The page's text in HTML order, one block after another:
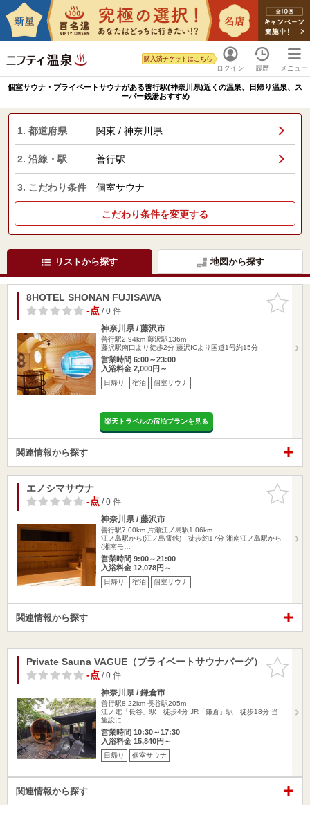
ログイン
購入済チケットはこちら
履歴 メニュー
個室サウナ・プライベートサウナがある善行駅(神奈川県)近くの温泉、日帰り温泉、ス
ーパー銭湯おすすめ
1. 都道府県 関東 / 神奈川県
2. 沿線・駅 善行駅
3. こだわり条件 個室サウナ
こだわり条件を変更する
リストから探す 地図から探す
お気に入
りに追加
8HOTEL SHONAN FUJISAWA
-点/ 0 件
神奈川県 / 藤沢市
善行駅2.94km 藤沢駅136m
藤沢駅南口より徒歩2分 藤沢ICより国道1号約15分
営業時間 6:00～23:00
入浴料金 2,000円～
日帰り 宿泊 個室サウナ
楽天トラベルの宿泊プランを見る
関連情報から探す
お気に入
りに追加
エノシマサウナ
-点/ 0 件
神奈川県 / 藤沢市
善行駅7.00km 片瀬江ノ島駅1.06km
江ノ島駅から(江ノ島電鉄) 徒歩約17分 湘南江ノ島駅から
(湘南モ…
営業時間 9:00～21:00
入浴料金 12,078円～
日帰り 宿泊 個室サウナ
関連情報から探す
お気に入
りに追加
Private Sauna VAGUE（プライベートサウナバーグ）
-点/ 0 件
神奈川県 / 鎌倉市
善行駅8.22km 長谷駅205m
江ノ電「長谷」駅 徒歩4分 JR「鎌倉」駅 徒歩18分 当
施設に…
営業時間 10:30～17:30
入浴料金 15,840円～
日帰り 個室サウナ
関連情報から探す